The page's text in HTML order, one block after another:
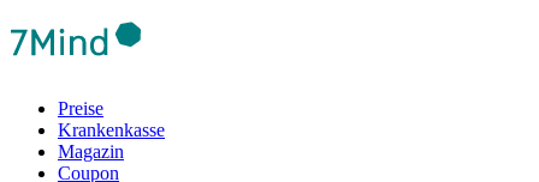
Preise
Krankenkasse
Magazin
Coupon